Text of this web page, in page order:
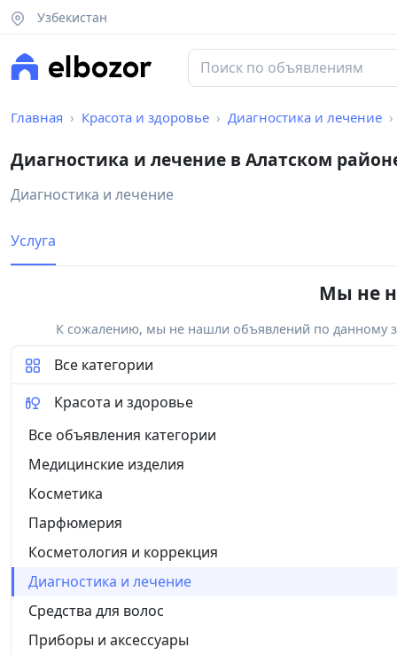
Узбекистан
Главная Красота и здоровье Диагностика и лечение
Диагностика и лечение в Алатском
Диагностика и лечение
Услуга
Мы не
К сожалению, мы не нашли объявлений по данному
Все категории
Красота и здоровье
Все объявления категории
Медицинские изделия
Косметика
Парфюмерия
Косметология и коррекция
Диагностика и лечение
Средства для волос
Приборы и аксессуары